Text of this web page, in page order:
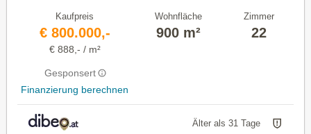
Kaufpreis
€ 800.000,-
€ 888,- / m²
Gesponsert
Finanzierung berechnen
Wohnfläche
900 m²
Zimmer
22
Älter als 31 Tage